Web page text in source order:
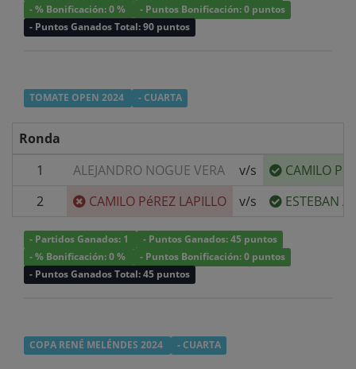
- % Bonificación: 0 %
- Puntos Bonificación: 0 puntos
- Puntos Ganados Total: 90 puntos
TOMATE OPEN 2024 - CUARTA
Ronda
1
ALEJANDRO NOGUE VERA v/s
CAMILO
2
CAMILO PéREZ LAPILLO v/s ESTEBAN
- Partidos Ganados: 1
- Puntos Ganados: 45 puntos
- % Bonificación: 0 %
- Puntos Bonificación: 0 puntos
- Puntos Ganados Total: 45 puntos
COPA RENÉ MELÉNDES 2024 - CUARTA